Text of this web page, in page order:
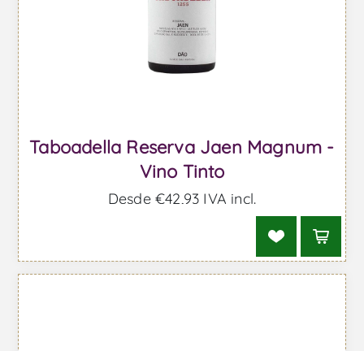
Taboadella Reserva Jaen Magnum -
Vino Tinto
Desde €42,93 IVA incl.